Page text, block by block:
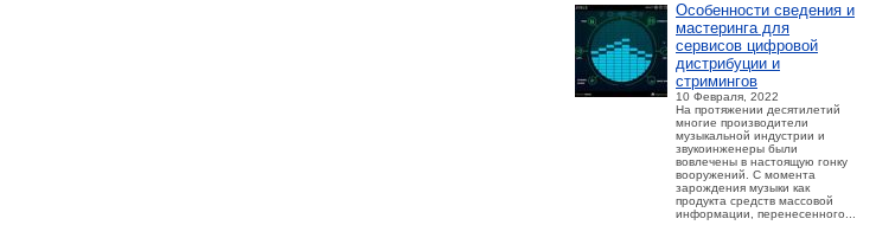
Особенности сведения и
мастеринга для
сервисов цифровой
дистрибуции и
стримингов
10 Февраля, 2022
На протяжении десятилетий
многие производители
музыкальной индустрии и
звукоинженеры были
вовлечены в настоящую гонку
вооружений. С момента
зарождения музыки как
продукта средств массовой
информации, перенесенного...